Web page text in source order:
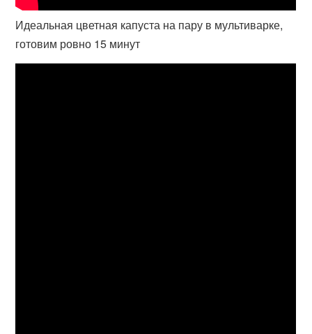
Идеальная цветная капуста на пару в мультиварке,
готовим ровно 15 минут